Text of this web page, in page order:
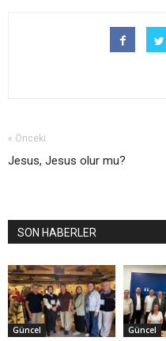
« Önceki
Jesus, Jesus olur mu?
SON HABERLER
Güncel Güncel